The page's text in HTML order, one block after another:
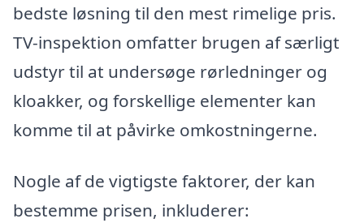
bedste løsning til den mest rimelige pris.
TV-inspektion omfatter brugen af særligt
udstyr til at undersøge rørledninger og
kloakker, og forskellige elementer kan
komme til at påvirke omkostningerne.
Nogle af de vigtigste faktorer, der kan
bestemme prisen, inkluderer: